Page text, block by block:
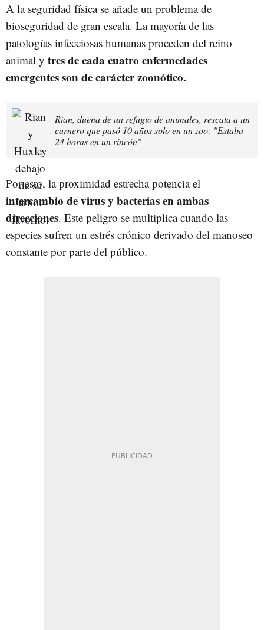
A la seguridad física se añade un problema de
bioseguridad de gran escala. La mayoría de las
patologías infecciosas humanas proceden del reino
animal y tres de cada cuatro enfermedades
emergentes son de carácter zoonótico.
Rian, dueña de un refugio de animales, rescata a un
carnero que pasó 10 años solo en un zoo: "Estaba
24 horas en un rincón"
Por esto, la proximidad estrecha potencia el
intercambio de virus y bacterias en ambas
direcciones. Este peligro se multiplica cuando las
especies sufren un estrés crónico derivado del manoseo
constante por parte del público.